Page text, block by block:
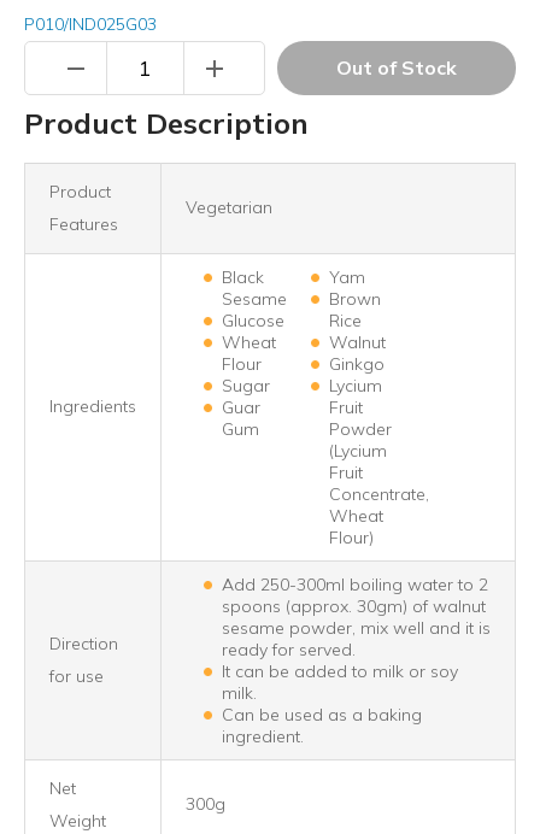
P010/IND025G03
remove add Out of Stock
Product Description
Product
Features
Vegetarian
Ingredients
Black
Sesame
Glucose
Wheat
Flour
Sugar
Guar
Gum
Yam
Brown
Rice
Walnut
Ginkgo
Lycium
Fruit
Powder
(Lycium
Fruit
Concentrate,
Wheat
Flour)
Direction
for use
Add 250-300ml boiling water to 2
spoons (approx. 30gm) of walnut
sesame powder, mix well and it is
ready for served.
It can be added to milk or soy
milk.
Can be used as a baking
ingredient.
Net
Weight
300g